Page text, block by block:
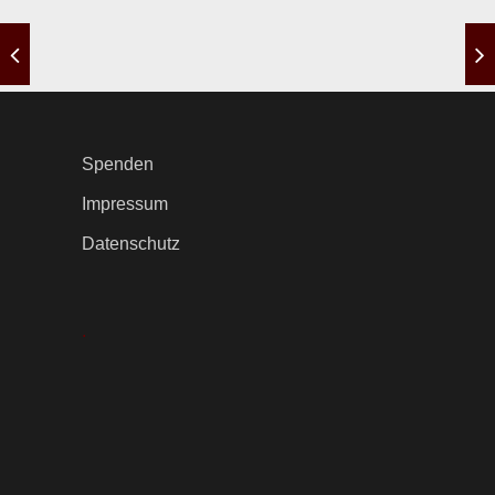
Spenden
Impressum
Datenschutz
.